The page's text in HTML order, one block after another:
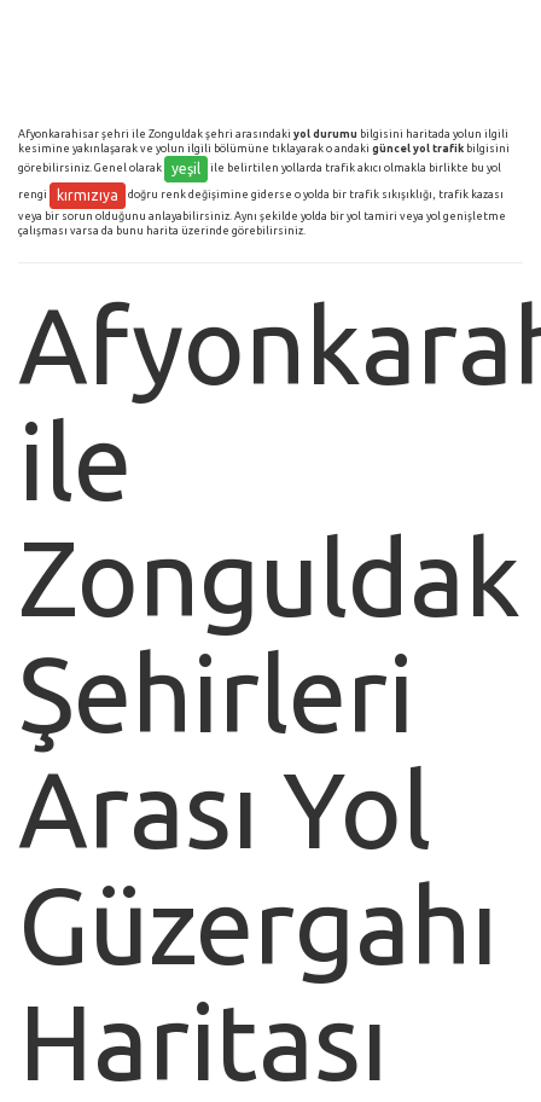
Afyonkarahisar şehri ile Zonguldak şehri arasındaki yol durumu bilgisini haritada yolun ilgili
kesimine yakınlaşarak ve yolun ilgili bölümüne tıklayarak o andaki güncel yol trafik bilgisini
görebilirsiniz. Genel olarak
yeşil ile belirtilen yollarda trafik akıcı olmakla birlikte bu yol
rengi kırmızıya
doğru renk değişimine giderse o yolda bir trafik sıkışıklığı, trafik kazası
veya bir sorun olduğunu anlayabilirsiniz. Aynı şekilde yolda bir yol tamiri veya yol genişletme
çalışması varsa da bunu harita üzerinde görebilirsiniz.
ile
Zonguldak
Şehirleri
Arası Yol
Güzergahı
Haritası